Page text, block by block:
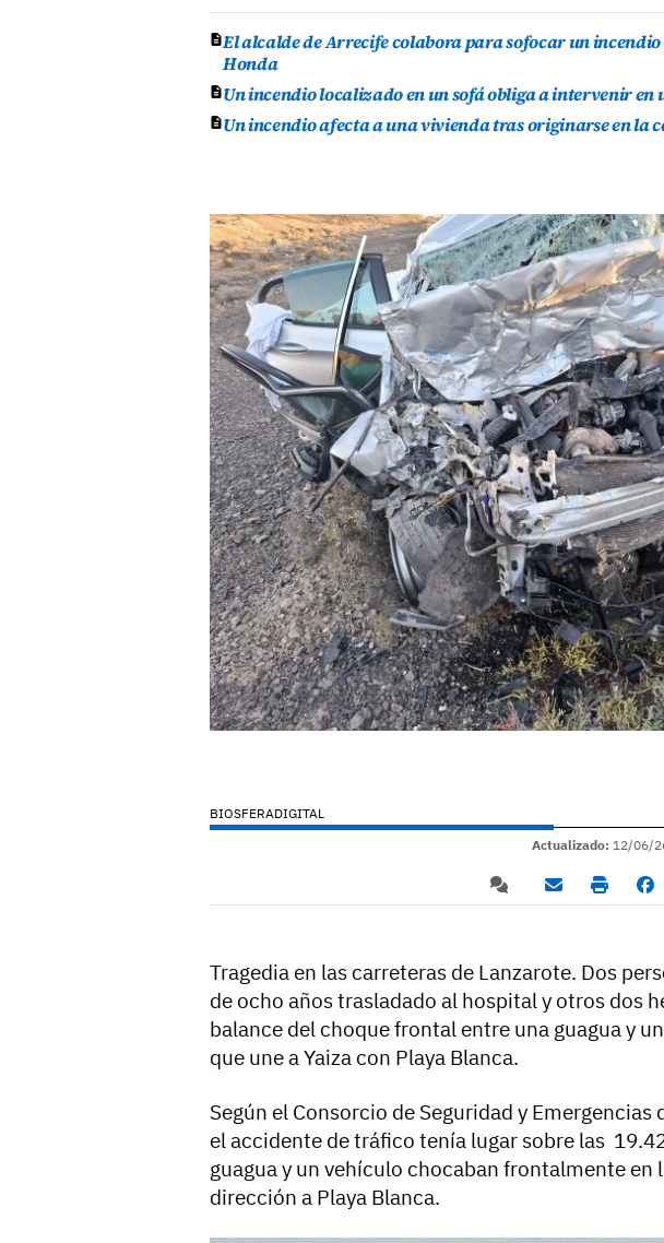
El alcalde de Arrecife colabora para sofocar un
Honda
Un incendio localizado en un sofá obliga a intervenir
Un incendio afecta a una vivienda tras originarse en la
BIOSFERADIGITAL
Actualizado: 12/06/
Tragedia en las carreteras de Lanzarote. Dos
de ocho años trasladado al hospital y otros dos
balance del choque frontal entre una guagua y
que une a Yaiza con Playa Blanca.
Según el Consorcio de Seguridad y Emergencias
el accidente de tráfico tenía lugar sobre las
guagua y un vehículo chocaban frontalmente en
dirección a Playa Blanca.